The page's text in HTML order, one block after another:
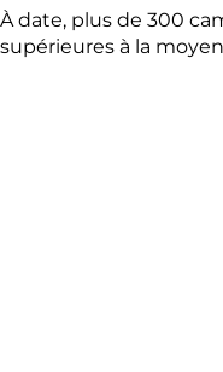
À date, plus de 300
supérieures à la